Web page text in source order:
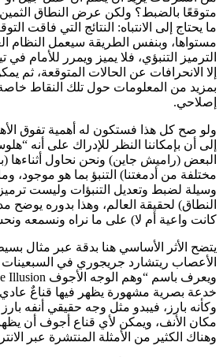
متوقعًا بالضبط؟ ولكن عرض النطاق الثمين
ما يحتاج إلى الانتباه: النتائج التي فاقت
مستواها، وبنفس الطريقة سيعمل
الترميز التنبؤي، فلا يميز ويمرر للأمام في
إلا الانحرافات عن الحالات المتوقعة، ثم
بمزيد من المعلومات حول تلك النقاط
إصلاحي.
ولو صح كل هذا فستكون له أهمية تفوق
إلى أن بإمكاننا النظر للإدراك على أنه
البعض (راميش جاين) ونحن نحاول أثناءها
مختلفة من أدمغتنا) التنبؤ بما هو موجود،
وسيلة لضبط وتعديل التنبؤات وليست
النطاق) لحقيقة العالم، وهذا بدوره يوضح
كانت واعية أم لا) على ما نراه ونسمعه
يتضح الأثر الأساسي هنا بدقة عبر مثال
الأعصاب ريتشارد جريجوري في
خدعة بصرية مشهورة يظهر فيها قناعٌ عادي
وكأنه بارز، فيبدو مثل وجه حقيقي أنفه
مكان الأنف، ويمكن لأي قناع أجوف أن يظهر
وهناك الكثير من الأمثلة المنتشرة عبر